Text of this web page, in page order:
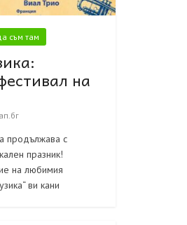
съм там
на
продължава с
празник!
на любимия
ви кани